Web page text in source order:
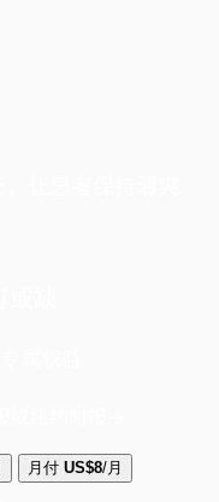
月付 US$8/月